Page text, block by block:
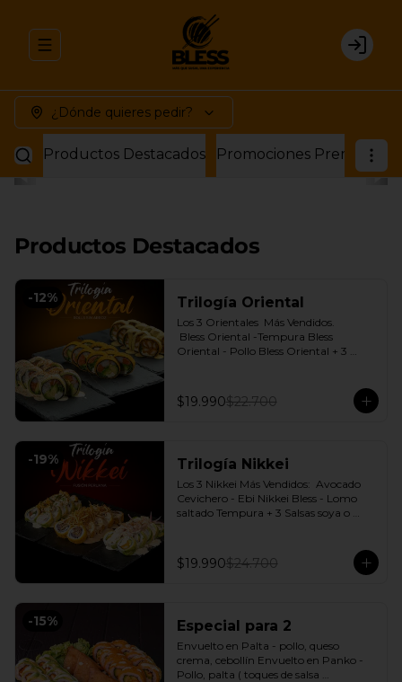
Abrir menu de navegación Login
¿Dónde quieres pedir?
Productos Destacados Promociones Premium
Productos Destacados
-12% Trilogía Oriental
Los 3 Orientales  Más Vendidos.
Bless Oriental -Tempura Bless
Oriental - Pollo Bless Oriental + 3
$19.990$22.700
-19% Trilogía Nikkei
Los 3 Nikkei Más Vendidos:  Avocado
Cevichero - Ebi Nikkei Bless - Lomo
saltado Tempura + 3 Salsas soya o
$19.990$24.700
-15% Especial para 2
Envuelto en Palta - pollo, queso
crema, cebollín Envuelto en Panko -
Pollo, palta ( toques de salsa